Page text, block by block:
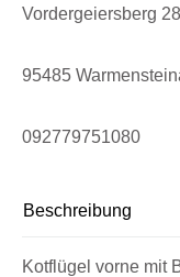
Vordergeiersberg
95485
092779751080
Beschreibung
Kotflügel vorne mit